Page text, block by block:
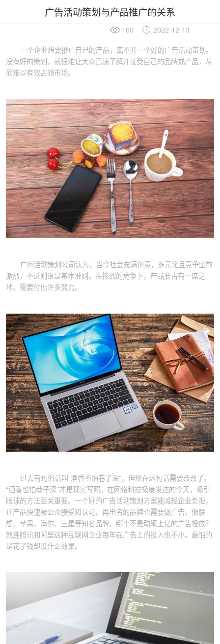
广告活动策划与产品推广的关系
160 2022-12-13
一个企业想要推广自己的产品，离不开一个好的广告活动策划。
没有好的策划，就很难让大众迅速了解并接受自己的品牌或产品，从
而难以有效占领市场。
广州活动策划公司认为，当今社会充满创意，多元化且竞争空前
激烈，不进则退是基本准则。在惨烈的竞争下，产品要占有一席之
地，需要付出许多努力。
过去有句俗话叫“酒香不怕巷子深”，但现在这句话需要改改了，
“酒香也怕巷子深”才是现实写照。在网络科技极度发达的今天，吸引
眼球的方法至关重要。一个好的广告活动策划方案能减轻企业负担，
让产品快速被公众接受和认可。再出名的品牌也需要做广告，像联
想、苹果、海尔、三星等知名品牌，哪个不是动辄上亿的广告投放？
就连腾讯和阿里这种互联网企业每年在广告上的投入也不小，最怕的
是花了钱却没什么效果。